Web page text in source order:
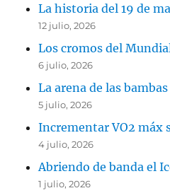
La historia del 19 de
12 julio, 2026
Los cromos del
6 julio, 2026
La arena de las
5 julio, 2026
Incrementar VO2 máx
4 julio, 2026
Abriendo de banda el
1 julio, 2026